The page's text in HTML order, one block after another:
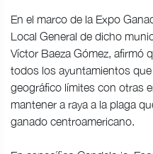
En el marco de la Expo
Local General de dicho
Víctor Baeza Gómez, afirmó
todos los ayuntamientos
geográfico límites con otras
mantener a raya a la plaga
ganado centroamericano.